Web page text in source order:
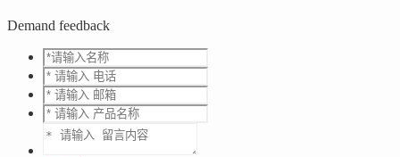
Demand feedback